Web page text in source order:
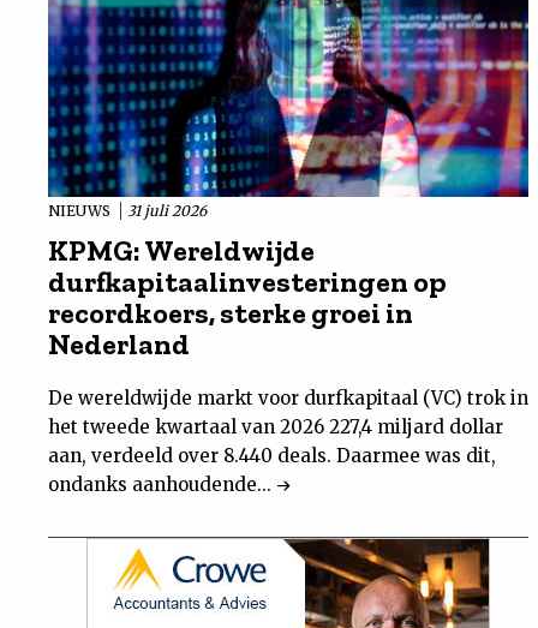
NIEUWS 31 juli 2026
KPMG: Wereldwijde
durfkapitaalinvesteringen op
recordkoers, sterke groei in
Nederland
De wereldwijde markt voor durfkapitaal (VC) trok in
het tweede kwartaal van 2026 227,4 miljard dollar
aan, verdeeld over 8.440 deals. Daarmee was dit,
ondanks aanhoudende...